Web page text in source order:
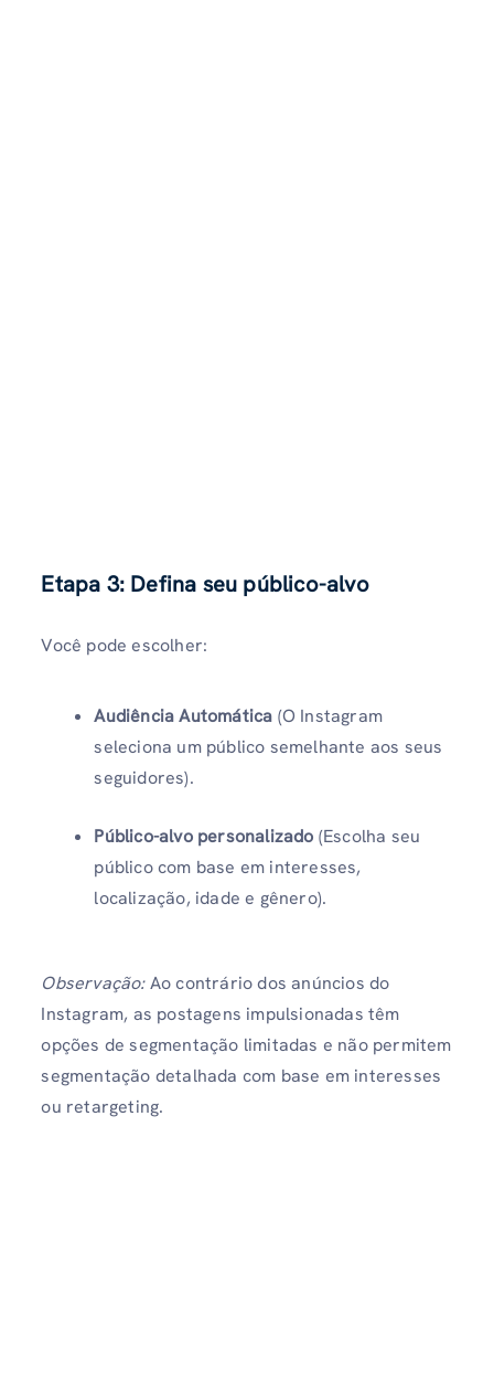
Etapa 3: Defina seu público-alvo
Você pode escolher:
Audiência Automática (O Instagram
seleciona um público semelhante aos seus
seguidores).
Público-alvo personalizado (Escolha seu
público com base em interesses,
localização, idade e gênero).
Observação:Ao contrário dos anúncios do
Instagram, as postagens impulsionadas têm
opções de segmentação limitadas e não permitem
segmentação detalhada com base em interesses
ou retargeting.